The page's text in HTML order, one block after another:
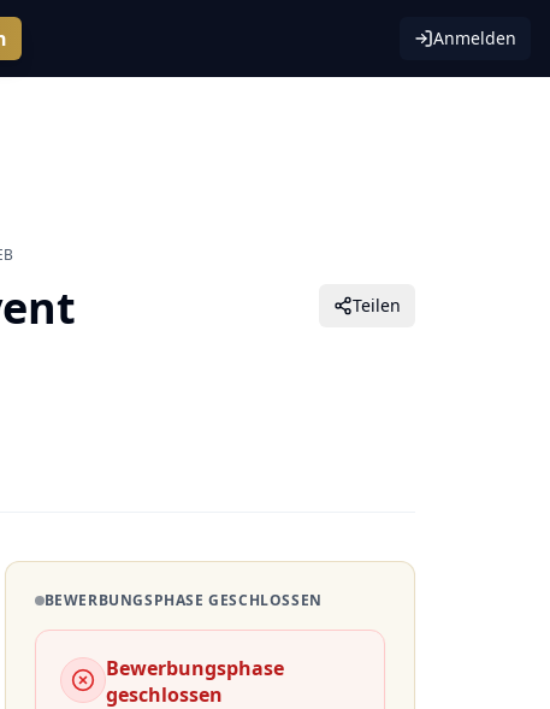
Anmelden
Teilen
BEWERBUNGSPHASE GESCHLOSSEN
Bewerbungsphase
geschlossen